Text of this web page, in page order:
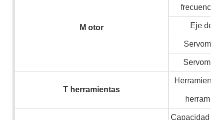
M otor
frecuencia/
Eje de
T herramientas
Capacidad